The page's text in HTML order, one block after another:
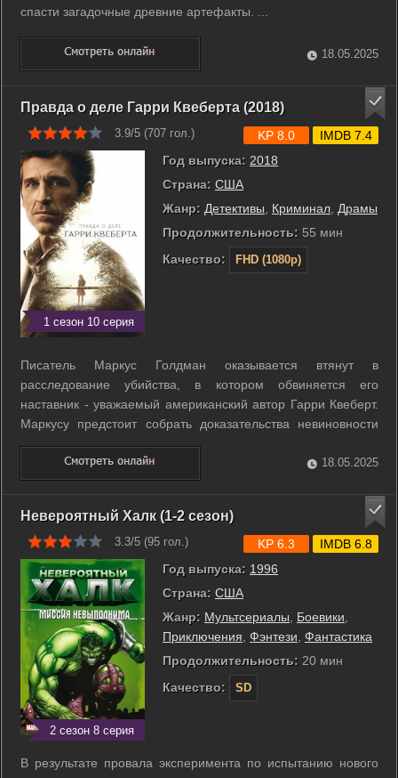
спасти загадочные древние артефакты. ...
18.05.2025
Правда о деле Гарри Квеберта (2018)
3.9/5 (707 гол.)
1 сезон 10 серия
Год выпуска: 2018
Страна: США
Жанр: Детективы Криминал Драмы
Продолжительность: 55 мин
Качество:
FHD (1080p)
KP 8.0 IMDB 7.4
Писатель Маркус Голдман оказывается втянут в
расследование убийства, в котором обвиняется его
наставник - уважаемый американский автор Гарри Квеберт.
Маркусу предстоит собрать доказательства невиновности
Гарри, в противном случае последнему грозит
электрический стул. ...
18.05.2025
Невероятный Халк (1-2 сезон)
3.3/5 (95 гол.)
2 сезон 8 серия
Год выпуска: 1996
Страна: США
Жанр: Мультсериалы, Боевики,
Приключения, Фэнтези, Фантастика
Продолжительность: 20 мин
Качество:
SD
KP 6.3 IMDB 6.8
В результате провала эксперимента по испытанию нового